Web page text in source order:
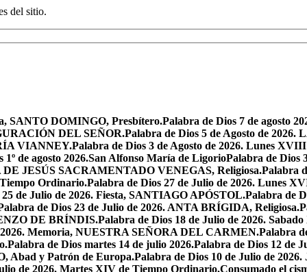
del sitio.
SANTO DOMINGO, Presbítero.Palabra de Dios 7 de agosto
DEL SEÑOR.Palabra de Dios 5 de Agosto de
VIANNEY.Palabra de Dios 3 de Agosto de 2026. Lunes
1º de agosto 2026.San Alfonso María de LigorioPalabra de Dios
JESÚS SACRAMENTADO VENEGAS, Religiosa.Palabra
Ordinario.Palabra de Dios 27 de Julio de 2026. Lunes
de Julio de 2026. Fiesta, SANTIAGO APÓSTOL.Palabra de
de Dios 23 de Julio de 2026. ANTA BRÍGIDA, Religiosa.
DE BRÍNDIS.Palabra de Dios 18 de Julio de 2026.
2026. Memoria, NUESTRA SEÑORA DEL CARMEN.Palabra
Palabra de Dios martes 14 de julio 2026.Palabra de Dios 12 de
Abad y Patrón de Europa.Palabra de Dios 10 de Julio de
de 2026. Martes XIV de Tiempo Ordinario.Consumado el